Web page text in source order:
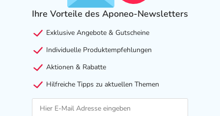
Ihre Vorteile des Aponeo-Newsletters
Exklusive Angebote & Gutscheine
Individuelle Produktempfehlungen
Aktionen & Rabatte
Hilfreiche Tipps zu aktuellen Themen